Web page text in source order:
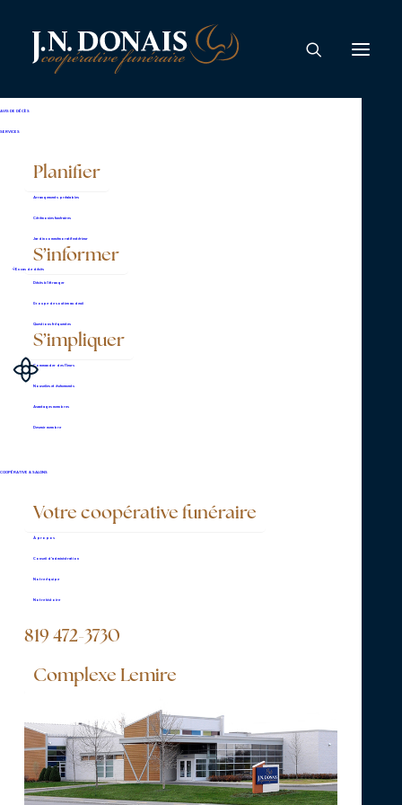
AVIS DE DÉCÈS
SERVICES
Planifier
Arrangements préalables
Cérémonies funéraires
Jardin commémoratif extérieur
S’informer
En cas de décès
Décès à l’étranger
Groupe de soutien au deuil
Questions fréquentes
S’impliquer
Commander des fleurs
Nouvelles et événements
Avantages membres
Devenir membre
COOPÉRATIVE & SALONS
Votre coopérative funéraire
À propos
Conseil d’administration
Notre équipe
Notre histoire
819 472-3730
Complexe Lemire
Complexe Lemire,
bureau administratif
2625, boulevard Lemire
Drummondville (Québec)
J2B 6Y4
819 472-3730
Vous pouvez nous joindre en tout